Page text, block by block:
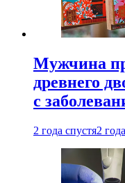
Мужчина
древнего
с
2 года спустя2